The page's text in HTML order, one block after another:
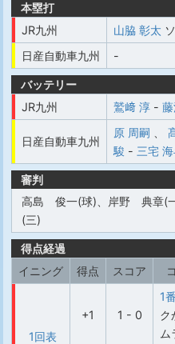
本塁打
JR九州
山脇 彰太
日産自動車九州
-
バッテリー
JR九州
鷲﨑 淳 -
日産自動車九州
原 周嗣
駿 - 三宅
審判
高島 俊一(球)、岸野 典章(
(三)
得点経過
イニング
得点 スコア
1回表
+1 1 - 0
1
ク
ム